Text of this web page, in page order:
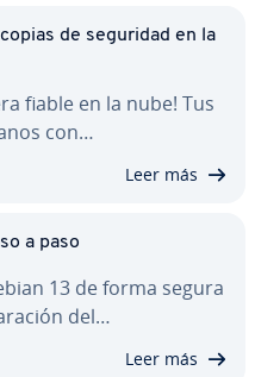
de seguridad en la
fiable en la nube! Tus
con…
Leer más
a paso
13 de forma segura
del…
Leer más